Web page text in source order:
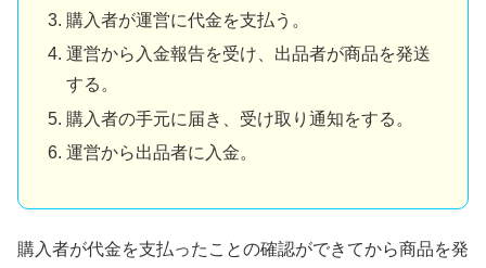
購入者が運営に代金を支払う。
運営から入金報告を受け、出品者が商品を発送
する。
購入者の手元に届き、受け取り通知をする。
運営から出品者に入金。
購入者が代金を支払ったことの確認ができてから商品を発